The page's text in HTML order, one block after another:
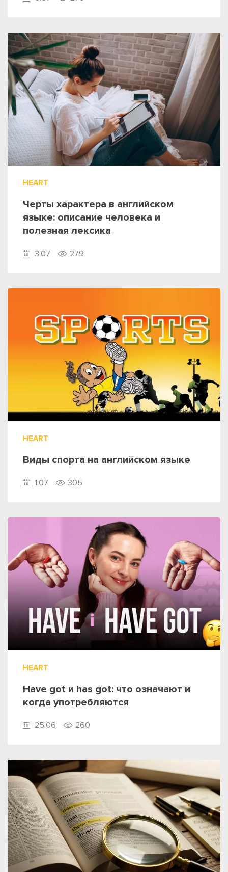
HEART
Черты характера в английском
языке: описание человека и
полезная лексика
3.07 279
HEART
Виды спорта на английском языке
1.07 305
HEART
Have got и has got: что означают и
когда употребляются
25.06 260